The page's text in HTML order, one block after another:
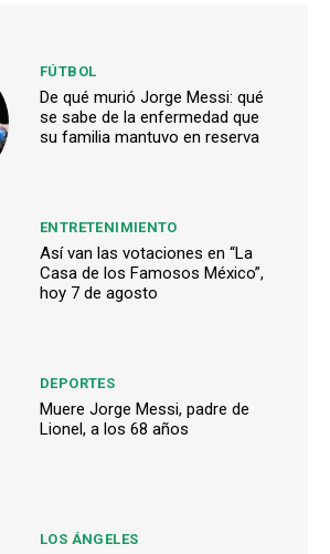
FÚTBOL
De qué murió Jorge Messi: qué
se sabe de la enfermedad que
su familia mantuvo en reserva
ENTRETENIMIENTO
Así van las votaciones en “La
Casa de los Famosos México”,
hoy 7 de agosto
DEPORTES
Muere Jorge Messi, padre de
Lionel, a los 68 años
LOS ÁNGELES